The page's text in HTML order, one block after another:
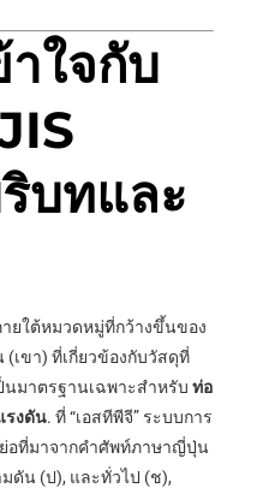
ใจกับ
บทและ
ยใต้หมวดหมู่ที่กว้างขึ้นของ
เขา) ที่เกี่ยวข้องกับวัสดุที่
ป็นมาตรฐานเฉพาะสำหรับท่อ
รงดัน. ที่ “เอสทีพีจี” ระบบการ
อที่มาจากคำศัพท์ภาษาญี่ปุ่น
ดัน (ป), และทั่วไป (ช),